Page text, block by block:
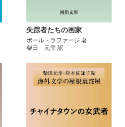
失踪者たちの画家
ポール・ラファージ 著
柴田 元幸 訳